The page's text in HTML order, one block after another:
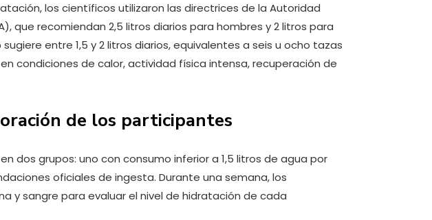
los científicos utilizaron las directrices de la Autoridad
que recomiendan 2,5 litros diarios para hombres y 2 litros para
sugiere entre 1,5 y 2 litros diarios, equivalentes a seis u ocho tazas
condiciones de calor, actividad física intensa, recuperación de
de los participantes
dos grupos: uno con consumo inferior a 1,5 litros de agua por
oficiales de ingesta. Durante una semana, los
y sangre para evaluar el nivel de hidratación de cada